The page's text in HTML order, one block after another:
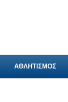
ΑΘΛΗΤΙΣΜΟΣ